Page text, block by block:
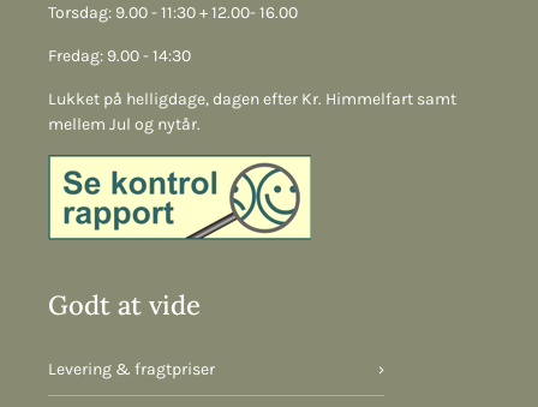
Torsdag: 9.00 - 11:30 + 12.00- 16.00
Fredag: 9.00 - 14:30
Lukket på helligdage, dagen efter Kr. Himmelfart samt
mellem Jul og nytår.
Godt at vide
Levering & fragtpriser ›